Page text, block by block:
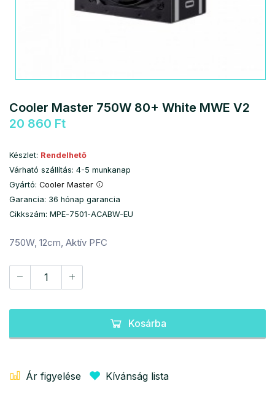
Cooler Master 750W 80+ White MWE V2
20 860 Ft
Készlet: Rendelhető
Várható szállítás: 4-5 munkanap
Gyártó: Cooler Master
Garancia: 36 hónap garancia
Cikkszám: MPE-7501-ACABW-EU
750W, 12cm, Aktív PFC
Kosárba
Ár figyelése Kívánság lista